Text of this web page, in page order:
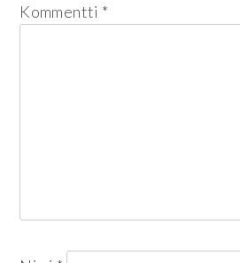
Kommentti *